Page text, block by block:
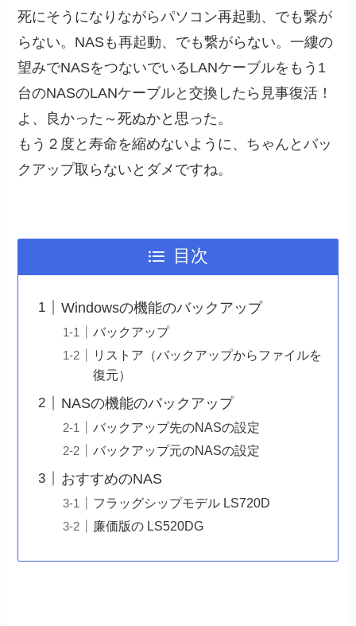
死にそうになりながらパソコン再起動、でも繋が
らない。NASも再起動、でも繋がらない。一縷の
望みでNASをつないでいるLANケーブルをもう1
台のNASのLANケーブルと交換したら見事復活！
よ、良かった～死ぬかと思った。
もう２度と寿命を縮めないように、ちゃんとバッ
クアップ取らないとダメですね。
目次
Windowsの機能のバックアップ
バックアップ
リストア（バックアップからファイルを
復元）
NASの機能のバックアップ
バックアップ先のNASの設定
バックアップ元のNASの設定
おすすめのNAS
フラッグシップモデル LS720D
廉価版の LS520DG